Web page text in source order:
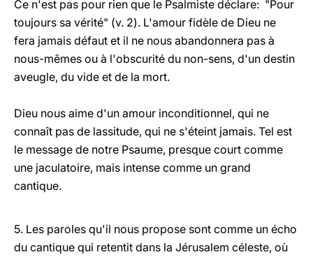
Ce n'est pas pour rien que le Psalmiste déclare: "Pour
toujours sa vérité" (v. 2). L'amour fidèle de Dieu ne
fera jamais défaut et il ne nous abandonnera pas à
nous-mêmes ou à l'obscurité du non-sens, d'un destin
aveugle, du vide et de la mort.
Dieu nous aime d'un amour inconditionnel, qui ne
connaît pas de lassitude, qui ne s'éteint jamais. Tel est
le message de notre Psaume, presque court comme
une jaculatoire, mais intense comme un grand
cantique.
5. Les paroles qu'il nous propose sont comme un écho
du cantique qui retentit dans la Jérusalem céleste, où